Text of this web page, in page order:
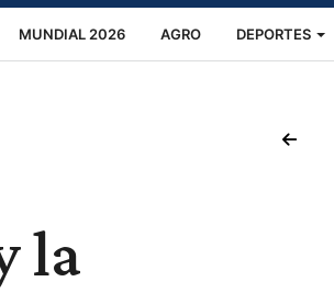
MUNDIAL 2026 AGRO DEPORTES
la